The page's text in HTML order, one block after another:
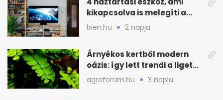
kikapcsolva is melegíti a
lakást
bien.hu 2 napja
Árnyékos kertből modern
oázis: így lett trendi a ligetes
zöld
agroforum.hu 3 napja